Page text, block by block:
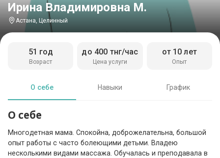
Ирина Владимировна М.
Астана, Целинный
Возраст
51 год
Цена услуги
до 400 тнг/час
Опыт
от 10 лет
О себе Навыки График
О себе
Многодетная мама. Спокойна, доброжелательна, большой
опыт работы с часто болеющими детьми. Владею
несколькими видами массажа. Обучалась и преподавала в